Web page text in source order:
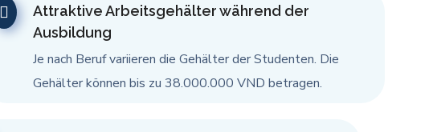
Attraktive Arbeitsgehälter während der
Ausbildung
Je nach Beruf variieren die Gehälter der Studenten. Die
Gehälter können bis zu 38.000.000 VND betragen.